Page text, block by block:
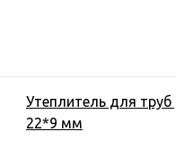
Утеплитель для
22*9 мм